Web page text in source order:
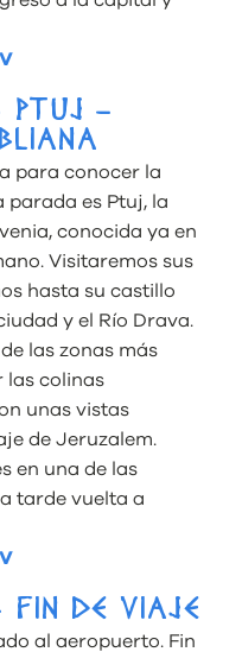
PTUJ –
para conocer la
parada es Ptuj, la
conocida ya en
Visitaremos sus
hasta su castillo
y el Río Drava.
las zonas más
las colinas
unas vistas
de Jeruzalem.
en una de las
tarde vuelta a
FIN DE VIAJE
al aeropuerto. Fin